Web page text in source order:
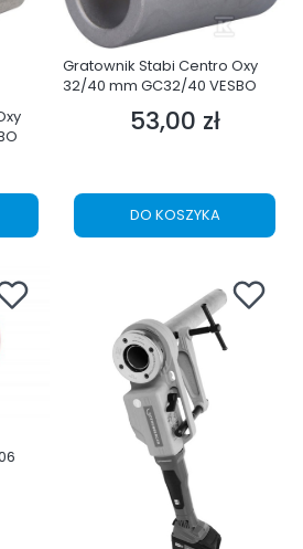
Gratownik Stabi Centro Oxy
32/40 mm GC32/40 VESBO
Cena
53,00 zł
DO KOSZYKA